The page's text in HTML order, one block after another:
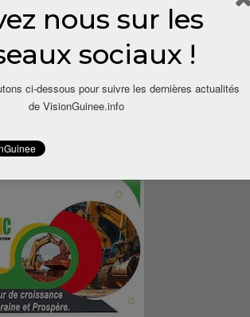
nous sur les
sociaux !
ci-dessous pour suivre les dernières actualités
de VisionGuinee.info